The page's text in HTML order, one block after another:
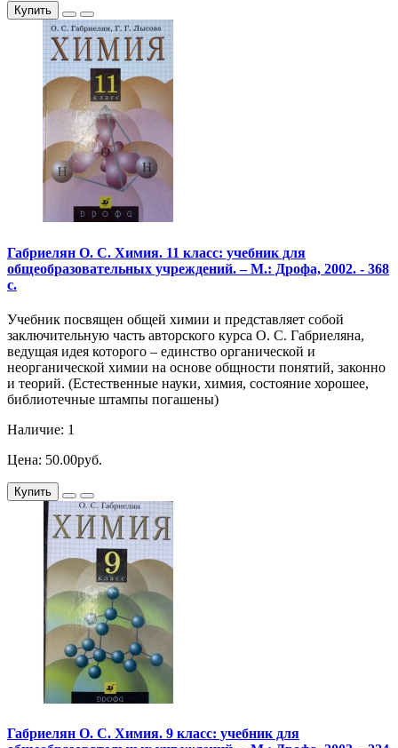
Купить
Габриелян О. С. Химия. 11 класс: учебник для
общеобразовательных учреждений. – М.: Дрофа, 2002. - 368
с.
Учебник посвящен общей химии и представляет собой
заключительную часть авторского курса О. С. Габриеляна,
ведущая идея которого – единство органической и
неорганической химии на основе общности понятий, законно
и теорий. (Естественные науки, химия, состояние хорошее,
библиотечные штампы погашены)
Наличие: 1
Цена: 50.00руб.
Купить
Габриелян О. С. Химия. 9 класс: учебник для